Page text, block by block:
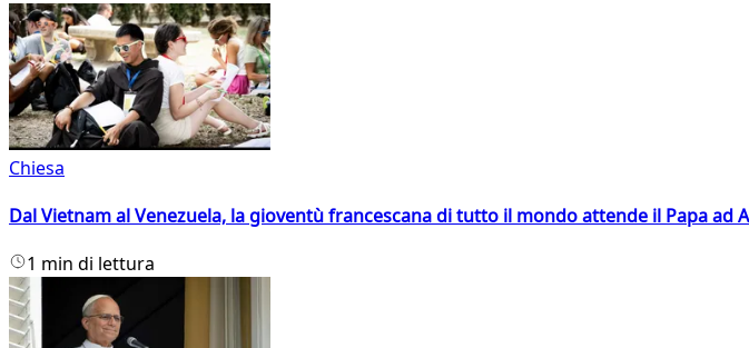
Chiesa
Dal Vietnam al Venezuela, la gioventù francescana di tutto il mondo attende il Papa ad
1 min di lettura